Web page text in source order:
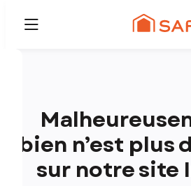
bien n’est plus
sur notre site